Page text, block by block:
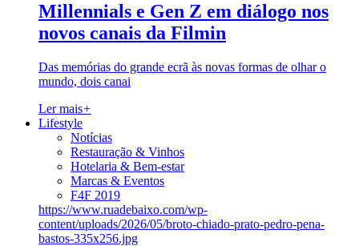
Millennials e Gen Z em diálogo nos
novos canais da Filmin
Das memórias do grande ecrã às novas formas de olhar o
mundo, dois canai
Ler mais+
Lifestyle
Notícias
Restauração & Vinhos
Hotelaria & Bem-estar
Marcas & Eventos
F4F 2019
https://www.ruadebaixo.com/wp-
content/uploads/2026/05/broto-chiado-prato-pedro-pena-
bastos-335x256.jpg